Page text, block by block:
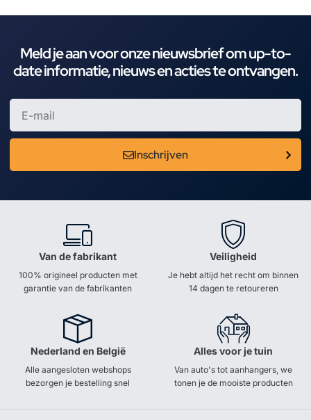
Meld je aan voor onze nieuwsbrief om up-to-
date informatie, nieuws en acties te ontvangen.
Inschrijven
Van de fabrikant
100% origineel producten met
garantie van de fabrikanten
Veiligheid
Je hebt altijd het recht om binnen
14 dagen te retoureren
Nederland en België
Alle aangesloten webshops
bezorgen je bestelling snel
Alles voor je tuin
Van auto's tot aanhangers, we
tonen je de mooiste producten